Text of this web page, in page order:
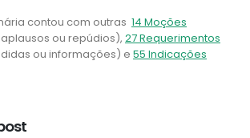
contou com outras 14 Moções
ou repúdios), 27 Requerimentos
ou informações) e 55 Indicações